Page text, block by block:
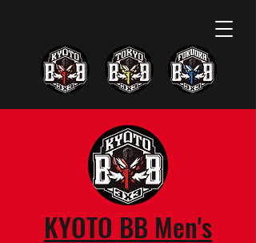
KYOTO BB Men's